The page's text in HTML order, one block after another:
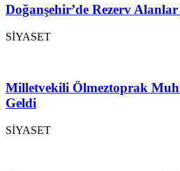
Doğanşehir’de Rezerv
SİYASET
Milletvekili Ölmeztoprak
Geldi
SİYASET